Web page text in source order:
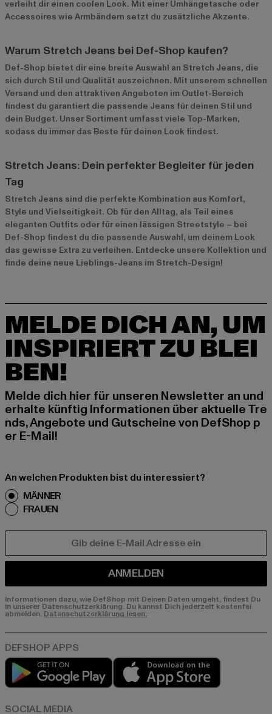
verleiht dir einen coolen Look. Mit einer Umhängetasche oder
Accessoires wie Armbändern setzt du zusätzliche Akzente.
Warum Stretch Jeans bei Def-Shop kaufen?
Def-Shop bietet dir eine breite Auswahl an Stretch Jeans, die
sich durch Stil und Qualität auszeichnen. Mit unserem schnellen
Versand und den attraktiven Angeboten im Outlet-Bereich
findest du garantiert die passende Jeans für deinen Stil und
dein Budget. Unser Sortiment umfasst viele Top-Marken,
sodass du immer das Beste für deinen Look findest.
Stretch Jeans: Dein perfekter Begleiter für jeden
Tag
Stretch Jeans sind die perfekte Kombination aus Komfort,
Style und Vielseitigkeit. Ob für den Alltag, als Teil eines
eleganten Outfits oder für einen lässigen Streetstyle – bei
Def-Shop findest du die passende Auswahl, um deinem Look
das gewisse Extra zu verleihen. Entdecke unsere Kollektion und
finde deine neue Lieblings-Jeans im Stretch-Design!
MELDE DICH AN, UM
INSPIRIERT ZU BLEI
BEN!
Melde dich hier für unseren Newsletter an und
erhalte künftig Informationen über aktuelle Tre
nds, Angebote und Gutscheine von DefShop p
er E-Mail!
An welchen Produkten bist du interessiert?
MÄNNER
FRAUEN
ANMELDEN
Informationen dazu, wie DefShop mit Deinen Daten umgeht, findest Du
in unserer Datenschutzerklärung. Du kannst Dich jederzeit kostenfei
abmelden.Datenschutzerklärung lesen.
Play market